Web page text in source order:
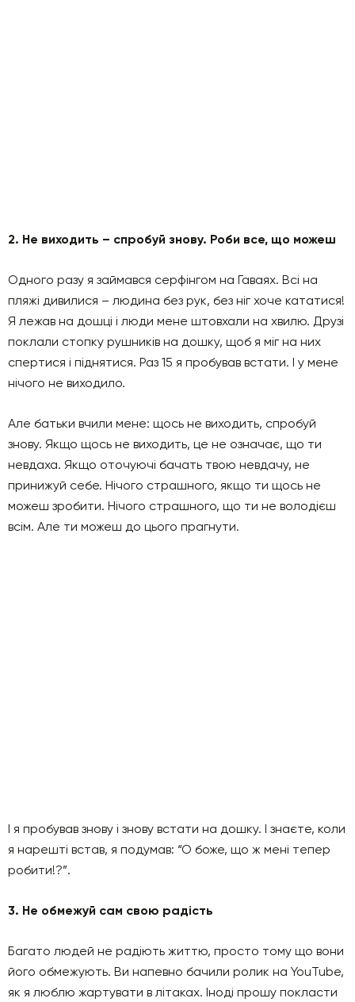
2. Не виходить – спробуй знову. Роби все, що можеш
Одного разу я займався серфінгом на Гаваях. Всі на
пляжі дивилися – людина без рук, без ніг хоче кататися!
Я лежав на дошці і люди мене штовхали на хвилю. Друзі
поклали стопку рушників на дошку, щоб я міг на них
спертися і піднятися. Раз 15 я пробував встати. І у мене
нічого не виходило.
Але батьки вчили мене: щось не виходить, спробуй
знову. Якщо щось не виходить, це не означає, що ти
невдаха. Якщо оточуючі бачать твою невдачу, не
принижуй себе. Нічого страшного, якщо ти щось не
можеш зробити. Нічого страшного, що ти не володієш
всім. Але ти можеш до цього прагнути.
І я пробував знову і знову встати на дошку. І знаєте, коли
я нарешті встав, я подумав: “О боже, що ж мені тепер
робити!?”.
3. Не обмежуй сам свою радість
Багато людей не радіють життю, просто тому що вони
його обмежують. Ви напевно бачили ролик на YouTube,
як я люблю жартувати в літаках. Іноді прошу покласти